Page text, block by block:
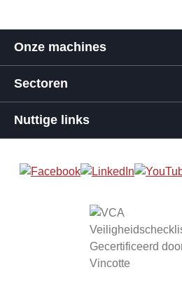
Onze machines
Sectoren
Nuttige links